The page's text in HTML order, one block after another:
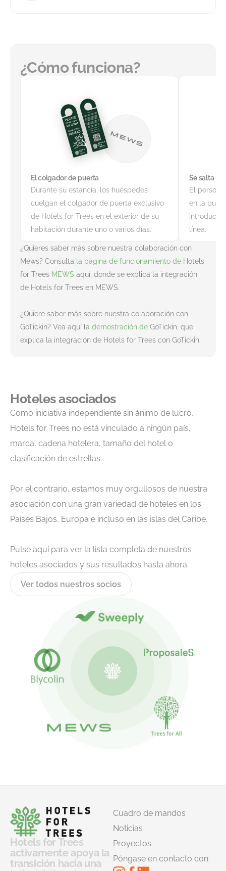
¿Cómo funciona?
El colgador de puerta
Durante su estancia, los huéspedes
cuelgan el colgador de puerta exclusivo
de Hotels for Trees en el exterior de su
habitación durante uno o varios días.
Se salta la
El
en la
línea.
¿Quieres saber más sobre nuestra colaboración con
Mews? Consulta la página de funcionamiento de Hotels
for Trees MEWS aquí, donde se explica la integración
de Hotels for Trees en MEWS.
¿Quiere saber más sobre nuestra colaboración con
GoTickin? Vea aquí la demostración de GoTickin, que
explica la integración de Hotels for Trees con GoTickin.
Hoteles asociados
Como iniciativa independiente sin ánimo de lucro,
Hotels for Trees no está vinculado a ningún país,
marca, cadena hotelera, tamaño del hotel o
clasificación de estrellas.
Por el contrario, estamos muy orgullosos de nuestra
asociación con una gran variedad de hoteles en los
Países Bajos, Europa e incluso en las islas del Caribe.
Pulse aquí para ver la lista completa de nuestros
hoteles asociados y sus resultados hasta ahora.
Ver todos nuestros socios
Hotels for Trees
activamente apoya la
transición hacia una
Cuadro de mandos
Noticias
Proyectos
Póngase en contacto con